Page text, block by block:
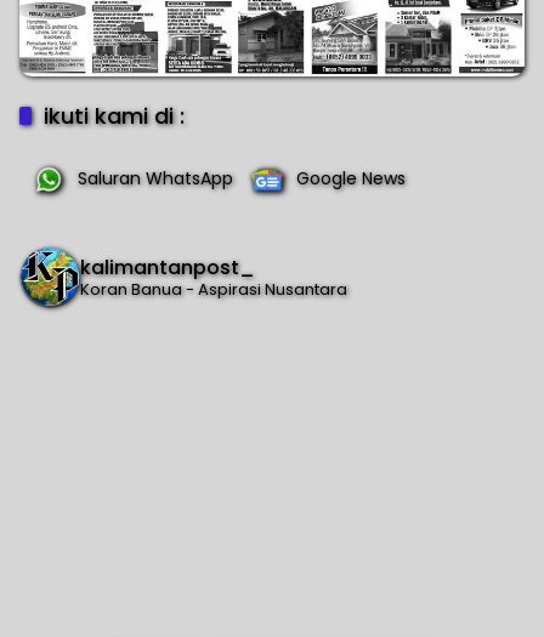
ikuti kami di :
Saluran WhatsApp Google News
kalimantanpost_
Koran Banua - Aspirasi Nusantara